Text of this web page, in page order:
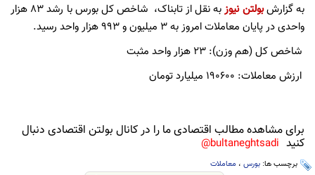
به گزارشبولتن نیوز
به نقل از تابناک، شاخص کل بورس با رشد ۸۳ هزار
واحدی در پایان معاملات امروز به ۳ میلیون و ۹۹۳ هزار واحد رسید.
شاخص کل (هم وزن): ۲۳ هزار واحد مثبت
ارزش معاملات: ۱۹۰۶۰۰ میلیارد تومان
برای مشاهده مطالب اقتصادی ما را در کانال بولتن اقتصادی دنبال
کنید bultaneghtsadi@
برچسب ها: بورس ، معاملات